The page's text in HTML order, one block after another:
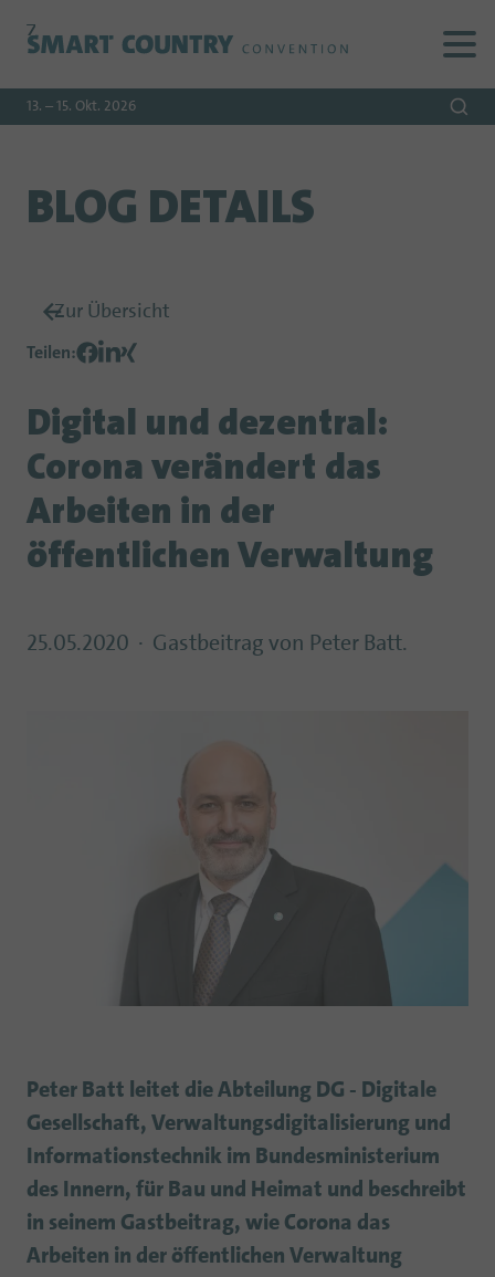
Zur
Zur
Zum
13. – 15. Okt. 2026
BLOG DETAILS
Zur Übersicht
Teilen:
Digital und dezentral:
Corona verändert das
Arbeiten in der
öffentlichen Verwaltung
25.05.2020 Gastbeitrag von Peter Batt.
Peter Batt leitet die Abteilung DG - Digitale
Gesellschaft, Verwaltungsdigitalisierung und
Informationstechnik im Bundesministerium
des Innern, für Bau und Heimat und beschreibt
in seinem Gastbeitrag, wie Corona das
Arbeiten in der öffentlichen Verwaltung